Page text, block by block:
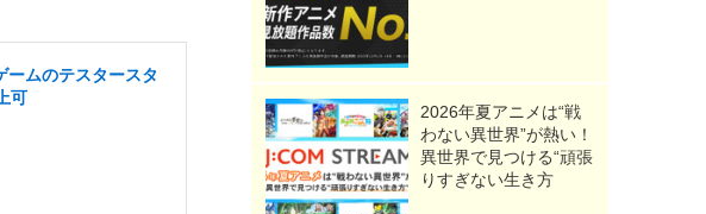
ームのテスタースタ
可
2026年夏アニメは“戦
わない異世界”が熱い！
異世界で見つける“頑張
りすぎない生き方